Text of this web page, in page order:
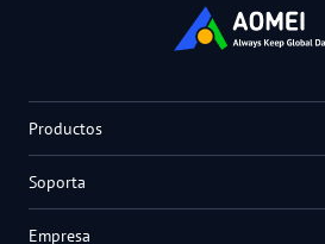
Productos
Soporta
Empresa